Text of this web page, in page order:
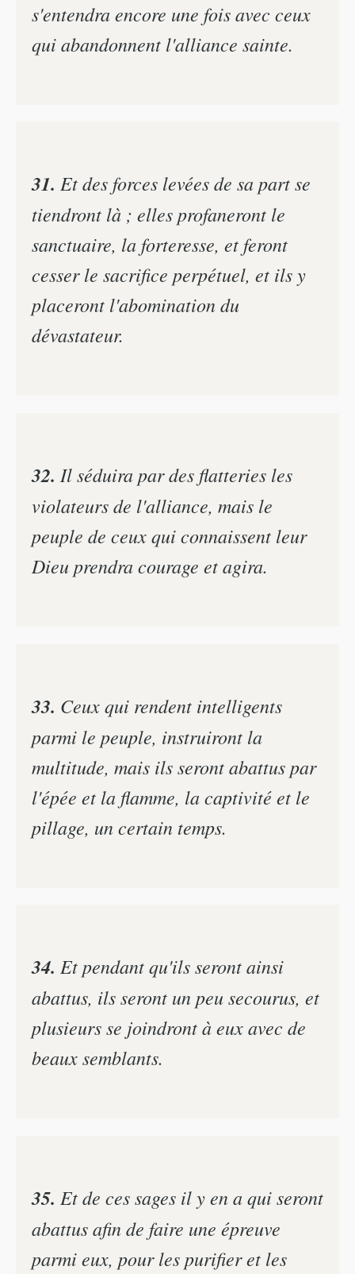
s'entendra encore une fois avec ceux
qui abandonnent l'alliance sainte.
31. Et des forces levées de sa part se
tiendront là ; elles profaneront le
sanctuaire, la forteresse, et feront
cesser le sacrifice perpétuel, et ils y
placeront l'abomination du
dévastateur.
32. Il séduira par des flatteries les
violateurs de l'alliance, mais le
peuple de ceux qui connaissent leur
Dieu prendra courage et agira.
33. Ceux qui rendent intelligents
parmi le peuple, instruiront la
multitude, mais ils seront abattus par
l'épée et la flamme, la captivité et le
pillage, un certain temps.
34. Et pendant qu'ils seront ainsi
abattus, ils seront un peu secourus, et
plusieurs se joindront à eux avec de
beaux semblants.
35. Et de ces sages il y en a qui seront
abattus afin de faire une épreuve
parmi eux, pour les purifier et les